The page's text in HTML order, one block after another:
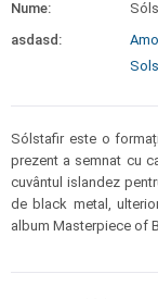
Nume:
asdasd:
Sólstafir este o
prezent a semnat cu
cuvântul islandez
de black metal,
album Masterpiece of